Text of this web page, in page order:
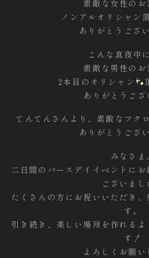
素敵な女性のお
ノンアルオリシャン
ありがとうござ
こんな真夜中
素敵な男性のお
2本目のオリシャン
ありがとうござ
てんてんさんより、素敵なフク
ありがとうござ
みなさま。
二日間のバースデイイベントに
ございまし
たくさんの方にお祝いいただき
す。
引き続き、楽しい場所を作れる
す！
よろしくお願い